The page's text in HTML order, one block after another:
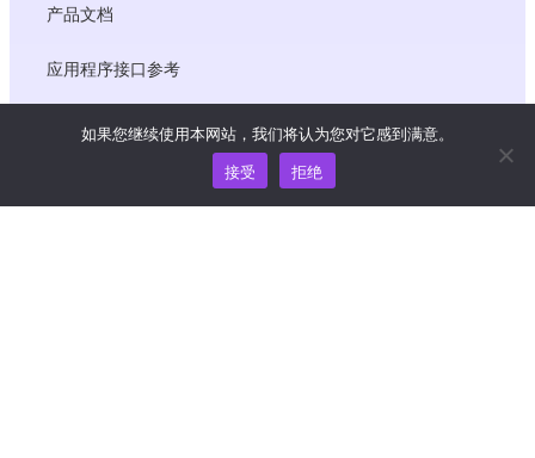
产品文档
应用程序接口参考
JS SDK 参考资料
资源
如果您继续使用本网站，我们将认为您对它感到满意。
接受
拒绝